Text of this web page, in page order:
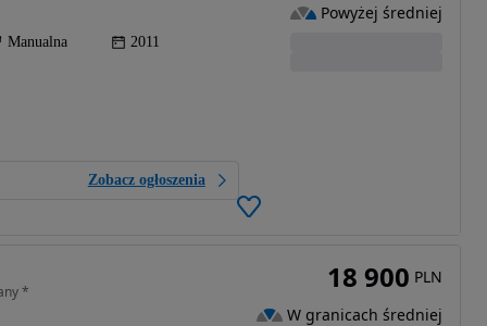
Manualna 2011
Zobacz ogłoszenia
Powyżej średniej
* 18 900 PLN
W granicach średniej